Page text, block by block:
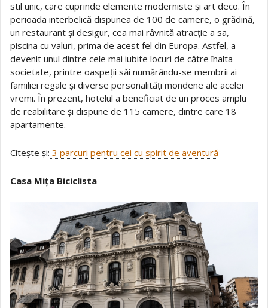
stil unic, care cuprinde elemente moderniste și art deco. În
perioada interbelică dispunea de 100 de camere, o grădină,
un restaurant și desigur, cea mai râvnită atracție a sa,
piscina cu valuri, prima de acest fel din Europa. Astfel, a
devenit unul dintre cele mai iubite locuri de către înalta
societate, printre oaspeții săi numărându-se membrii ai
familiei regale și diverse personalități mondene ale acelei
vremi. În prezent, hotelul a beneficiat de un proces amplu
de reabilitare și dispune de 115 camere, dintre care 18
apartamente.
Citește și: 3 parcuri pentru cei cu spirit de aventură
Casa Mița Biciclista